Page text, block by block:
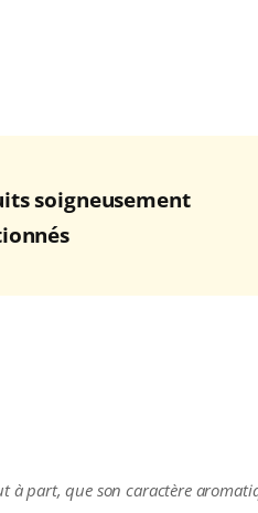
soigneusement
à part, que son caractère